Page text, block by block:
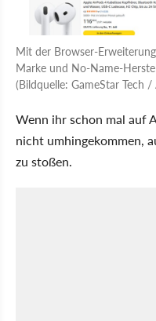
Mit der Browser-
Marke und No-Name-
(Bildquelle: GameStar Tech
Wenn ihr schon mal auf
nicht umhingekommen,
zu stoßen.